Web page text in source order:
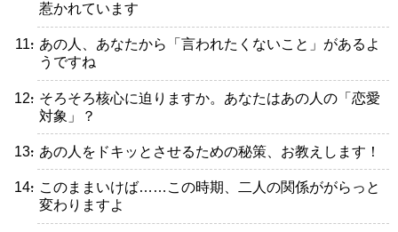
惹かれています
・あの人、あなたから「言われたくないこと」があるよ
うですね
・そろそろ核心に迫りますか。あなたはあの人の「恋愛
対象」？
・あの人をドキッとさせるための秘策、お教えします！
・このままいけば……この時期、二人の関係ががらっと
変わりますよ